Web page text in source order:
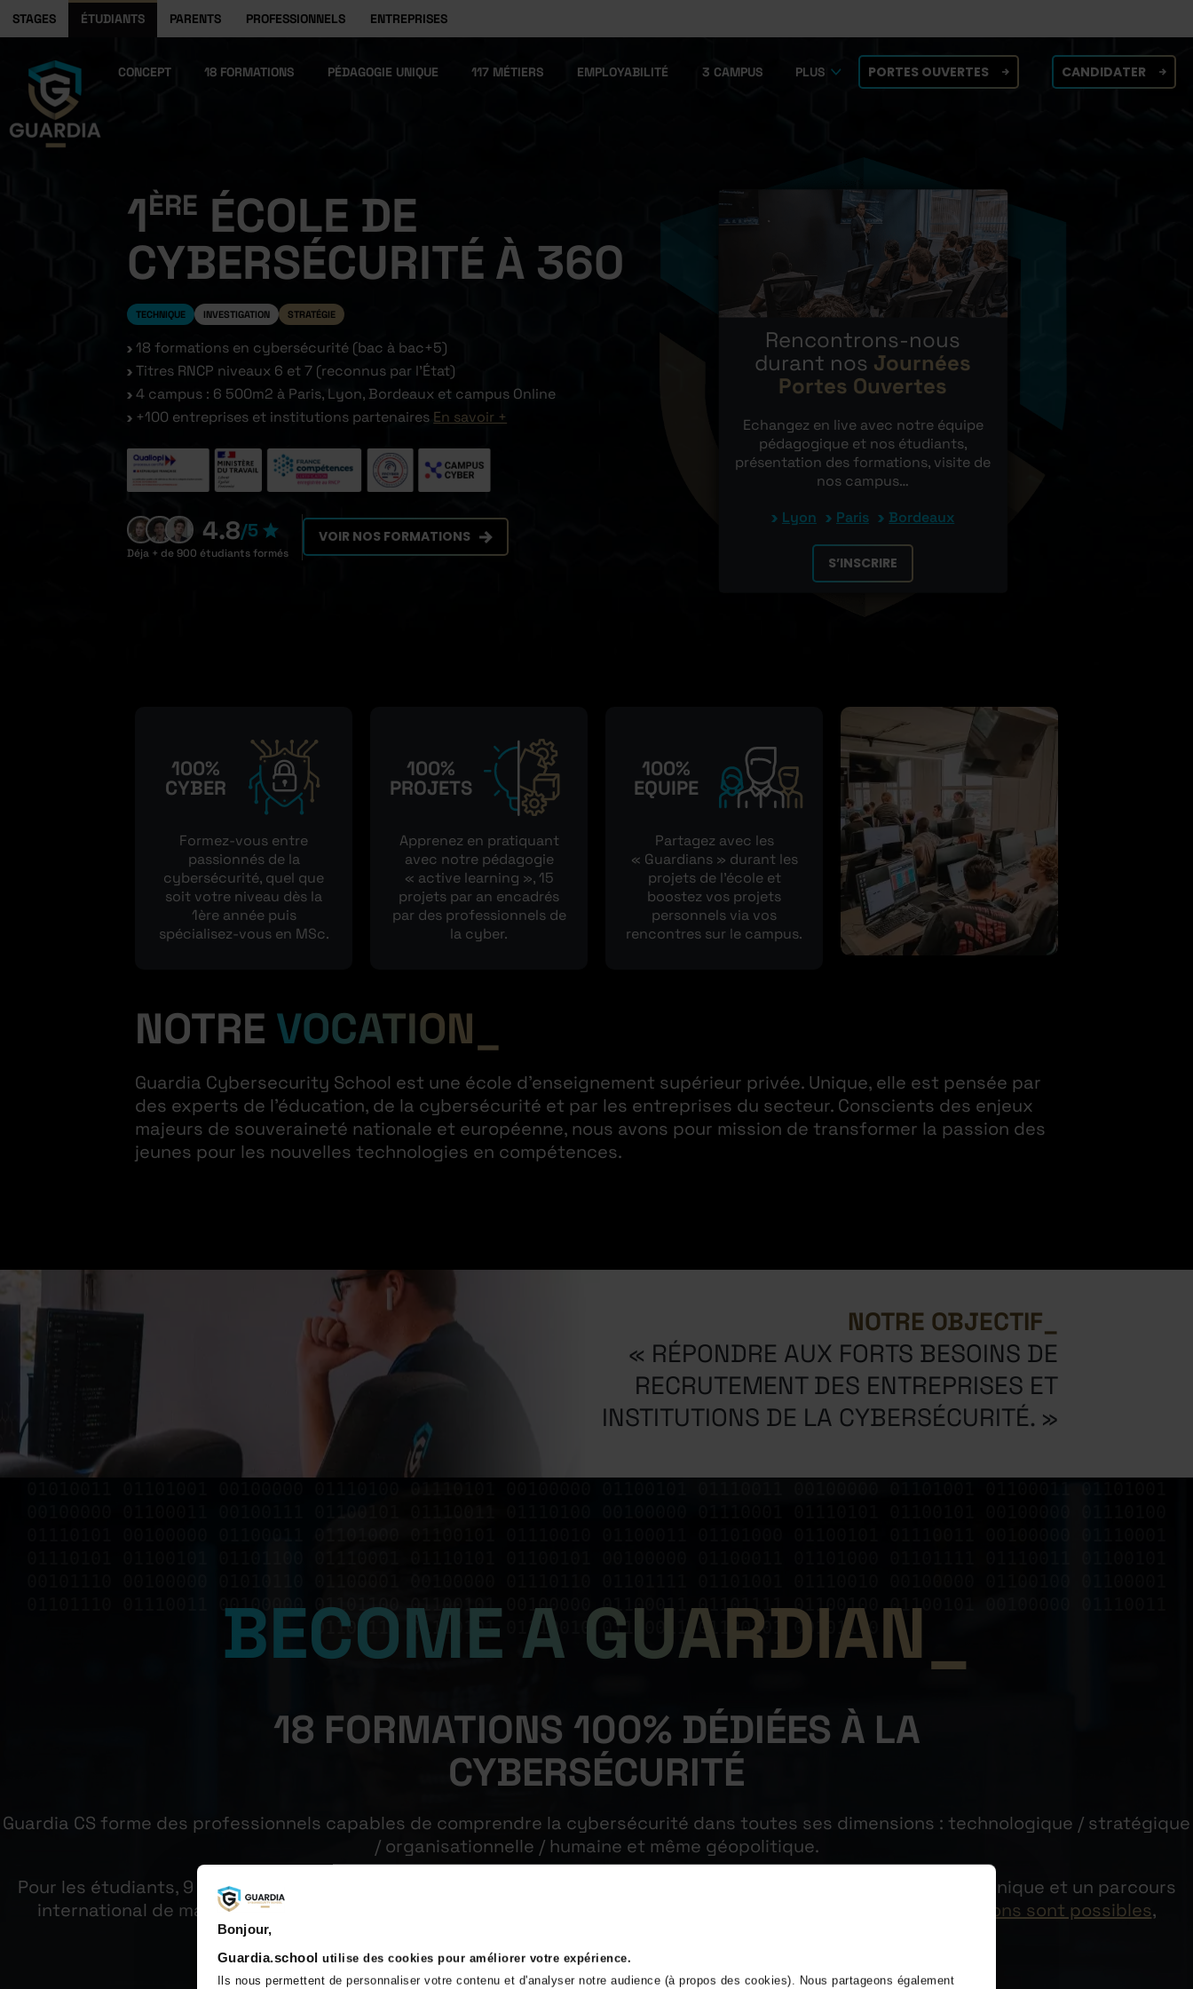
Bonjour,
Guardia.school utilise des cookies pour améliorer votre expérience.
Ils nous permettent de personnaliser votre contenu et d'analyser notre audience (à propos des cookies). Nous partageons également
STAGES ÉTUDIANTS PARENTS PROFESSIONNELS ENTREPRISES
CONCEPT 18 FORMATIONS PÉDAGOGIE UNIQUE 117 MÉTIERS EMPLOYABILITÉ 3 CAMPUS PLUS PORTES OUVERTES CANDIDATER
1ÈRE ÉCOLE DE
CYBERSÉCURITÉ À 360
TECHNIQUE INVESTIGATION STRATÉGIE
18 formations en cybersécurité (bac à bac+5)
Titres RNCP niveaux 6 et 7 (reconnus par l’État)
4 campus : 6 500m2 à Paris, Lyon, Bordeaux et campus Online
+100 entreprises et institutions partenaires En savoir +
4.8/5
Déja + de 900 étudiants formés
VOIR NOS FORMATIONS
Rencontrons-nous
durant nos Journées
Portes Ouvertes
Echangez en live avec notre équipe
pédagogique et nos étudiants,
présentation des formations, visite de
nos campus…
Lyon
Paris Bordeaux
S’INSCRIRE
100%
CYBER
Formez-vous entre
passionnés de la
cybersécurité, quel que
soit votre niveau dès la
1ère année puis
spécialisez-vous en MSc.
100%
PROJETS
Apprenez en pratiquant
avec notre pédagogie
« active learning », 15
projets par an encadrés
par des professionnels de
la cyber.
100%
EQUIPE
Partagez avec les
« Guardians » durant les
projets de l’école et
boostez vos projets
personnels via vos
rencontres sur le campus.
NOTRE VOCATION
Guardia Cybersecurity School est une école d’enseignement supérieur privée. Unique, elle est pensée par
des experts de l’éducation, de la cybersécurité et par les entreprises du secteur. Conscients des enjeux
majeurs de souveraineté nationale et européenne, nous avons pour mission de transformer la passion des
jeunes pour les nouvelles technologies en compétences.
NOTRE OBJECTIF
« RÉPONDRE AUX FORTS BESOINS DE
RECRUTEMENT DES ENTREPRISES ET
INSTITUTIONS DE LA CYBERSÉCURITÉ. »
01101110 01110011 00100000 01101100 01100101 00100000 01100011 01101111 01100100 01100101 00100000 01110011
01101111 01110101 01110010 01100011 01100101 00101110
BECOME A GUARDIAN
18 FORMATIONS 100% DÉDIÉES À LA
CYBERSÉCURITÉ
Guardia CS forme des professionnels capables de comprendre la cybersécurité dans toutes ses dimensions : technologique / stratégique
/ organisationnelle / humaine et même géopolitique.
Pour les étudiants, 9 formations post bac sont disponibles à travers deux parcours ; un parcours d’expertise technique et un parcours
international de management. Pour les professionnels (en montée de compétences ou reconversion),
9 formations sont possibles,